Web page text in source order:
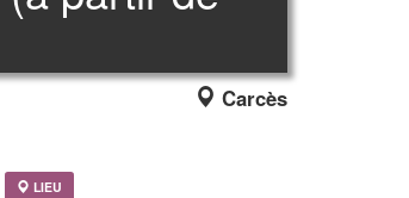
Carcès
LIEU